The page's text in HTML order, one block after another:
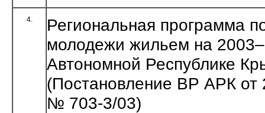
4.
Региональная программа
молодежи жильем на
Автономной Республике
(Постановление ВР АРК от
№ 703-3/03)